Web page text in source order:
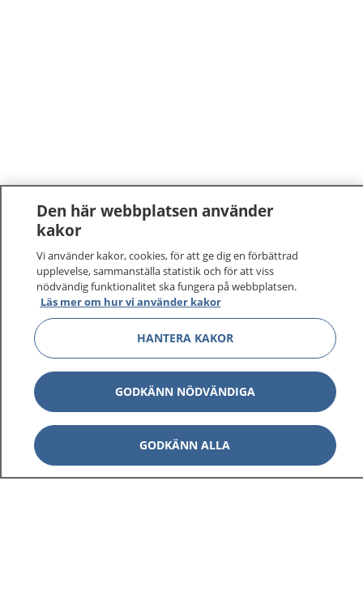
1177–tryggt om din hälsa och vård
På 1177.se får du råd om hälsa och information om
sjukdomar och vilka mottagningar du kan kontakta.
Logga in för att läsa din journal och göra dina
vårdärenden. Ring telefonnummer 1177 för
sjukvårdsrådgivning dygnet runt.
Den här webbplatsen använder
kakor
Vi använder kakor, cookies, för att ge dig en förbättrad
upplevelse, sammanställa statistik och för att viss
nödvändig funktionalitet ska fungera på webbplatsen.
Läs mer om hur vi använder kakor
HANTERA KAKOR
GODKÄNN NÖDVÄNDIGA
GODKÄNN ALLA